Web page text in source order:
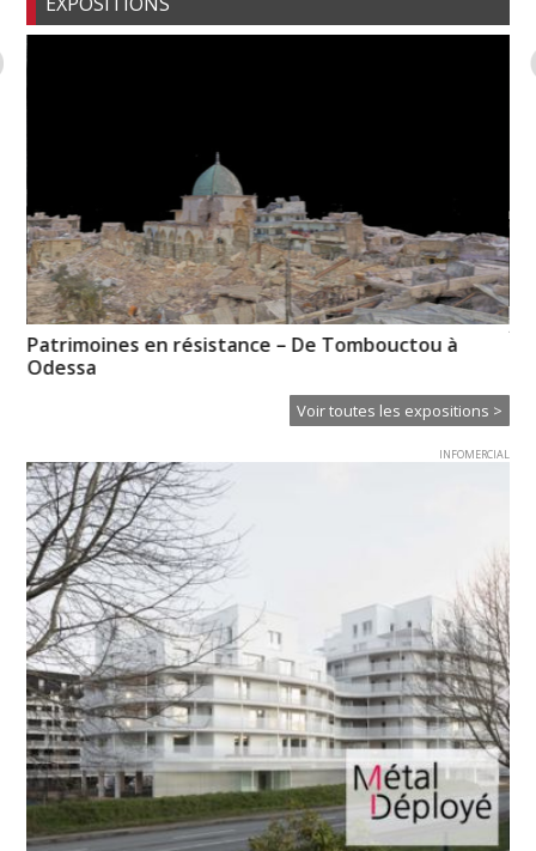
Patrimoines en résistance – De Tombouctou à
Odessa
Voir toutes les expositions >
INFOMERCIAL